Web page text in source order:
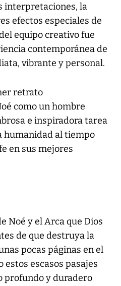
interpretaciones, la
efectos especiales de
equipo creativo fue
contemporánea de
vibrante y personal.
retrato
como un hombre
e inspiradora tarea
humanidad al tiempo
en sus mejores
Noé y el Arca que Dios
de que destruya la
pocas páginas en el
estos escasos pasajes
profundo y duradero